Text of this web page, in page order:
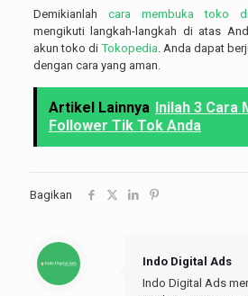
Demikianlah cara membuka toko
mengikuti langkah-langkah di atas
akun toko diTokopedia . Anda dapat
dengan cara yang aman.
Artikel Lainnya Inilah 3 Cara
Follower Tik Tok Anda
Bagikan
Indo Digital Ads
Indo Digital Ads